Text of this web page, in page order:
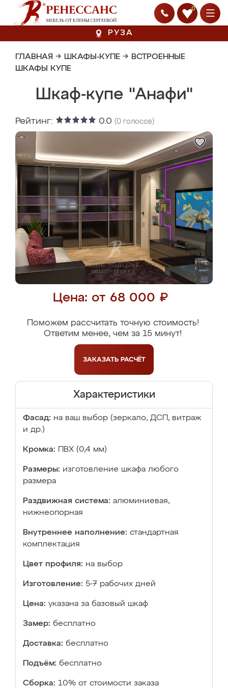
0
РУЗА
ГЛАВНАЯ → ШКАФЫ-КУПЕ → ВСТРОЕННЫЕ
ШКАФЫ КУПЕ
Шкаф-купе "Анафи"
Рейтинг: 0.0 (0 голосов)
Цена: от 68 000 ₽
Поможем рассчитать точную стоимость!
Ответим менее, чем за 15 минут!
ЗАКАЗАТЬ РАСЧЁТ
Характеристики
Фасад: на ваш выбор (зеркало, ДСП, витраж
и др.)
Кромка: ПВХ (0,4 мм)
Размеры: изготовление шкафа любого
размера
Раздвижная система: алюминиевая,
нижнеопорная
Внутреннее наполнение: стандартная
комплектация
Цвет профиля: на выбор
Изготовление: 5-7 рабочих дней
Цена: указана за базовый шкаф
Замер: бесплатно
Доставка: бесплатно
Подъём: бесплатно
Сборка: 10% от стоимости заказа